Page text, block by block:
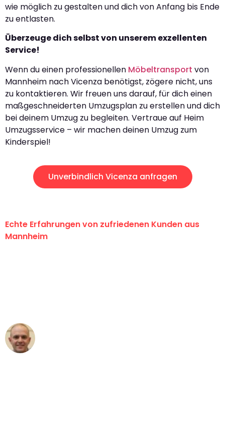
wie möglich zu gestalten und dich von Anfang bis Ende
zu entlasten.
Überzeuge dich selbst von unserem exzellenten
Service!
Wenn du einen professionellen Möbeltransport von
Mannheim nach Vicenza benötigst, zögere nicht, uns
zu kontaktieren. Wir freuen uns darauf, für dich einen
maßgeschneiderten Umzugsplan zu erstellen und dich
bei deinem Umzug zu begleiten. Vertraue auf Heim
Umzugsservice – wir machen deinen Umzug zum
Kinderspiel!
Unverbindlich Vicenza anfragen
Echte Erfahrungen von zufriedenen Kunden aus
Mannheim